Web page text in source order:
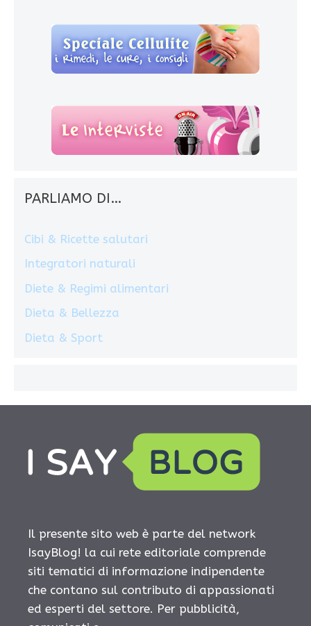
PARLIAMO DI…
Cibi & Ricette salutari
Integratori naturali
Diete & Regimi alimentari
Dieta & Bellezza
Dieta & Sport
Il presente sito web è parte del network
IsayBlog! la cui rete editoriale comprende
siti tematici di informazione indipendente
che contano sul contributo di appassionati
ed esperti del settore. Per pubblicità,